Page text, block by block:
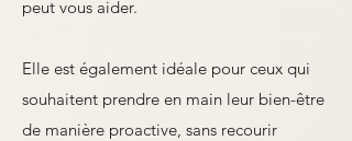
peut vous aider.
Elle est également idéale pour ceux qui
souhaitent prendre en main leur bien-être
de manière proactive, sans recourir